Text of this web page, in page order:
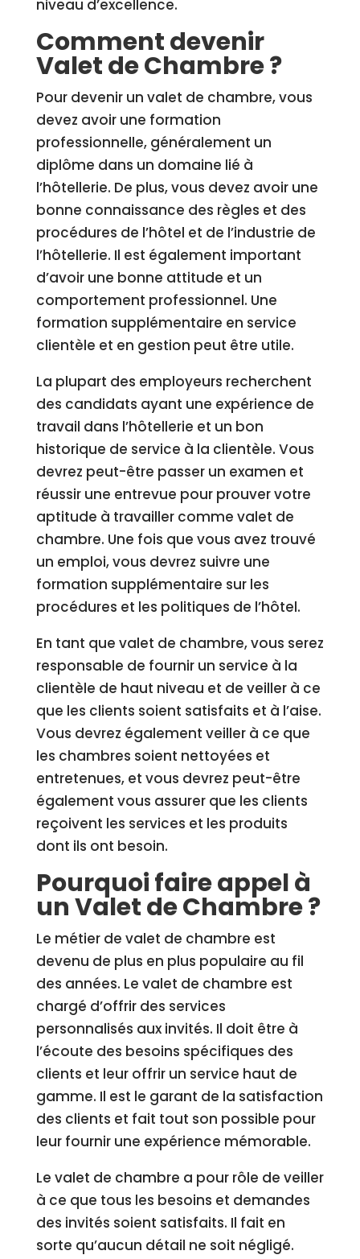
niveau d’excellence.
Comment devenir
Valet de Chambre ?
Pour devenir un valet de chambre, vous
devez avoir une formation
professionnelle, généralement un
diplôme dans un domaine lié à
l’hôtellerie. De plus, vous devez avoir une
bonne connaissance des règles et des
procédures de l’hôtel et de l’industrie de
l’hôtellerie. Il est également important
d’avoir une bonne attitude et un
comportement professionnel. Une
formation supplémentaire en service
clientèle et en gestion peut être utile.
La plupart des employeurs recherchent
des candidats ayant une expérience de
travail dans l’hôtellerie et un bon
historique de service à la clientèle. Vous
devrez peut-être passer un examen et
réussir une entrevue pour prouver votre
aptitude à travailler comme valet de
chambre. Une fois que vous avez trouvé
un emploi, vous devrez suivre une
formation supplémentaire sur les
procédures et les politiques de l’hôtel.
En tant que valet de chambre, vous serez
responsable de fournir un service à la
clientèle de haut niveau et de veiller à ce
que les clients soient satisfaits et à l’aise.
Vous devrez également veiller à ce que
les chambres soient nettoyées et
entretenues, et vous devrez peut-être
également vous assurer que les clients
reçoivent les services et les produits
dont ils ont besoin.
Pourquoi faire appel à
un Valet de Chambre ?
Le métier de valet de chambre est
devenu de plus en plus populaire au fil
des années. Le valet de chambre est
chargé d’offrir des services
personnalisés aux invités. Il doit être à
l’écoute des besoins spécifiques des
clients et leur offrir un service haut de
gamme. Il est le garant de la satisfaction
des clients et fait tout son possible pour
leur fournir une expérience mémorable.
Le valet de chambre a pour rôle de veiller
à ce que tous les besoins et demandes
des invités soient satisfaits. Il fait en
sorte qu’aucun détail ne soit négligé.